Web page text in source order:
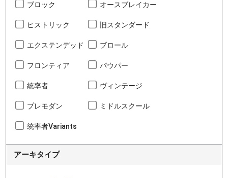
ブロック オースブレイカー
ヒストリック 旧スタンダード
エクステンデッド ブロール
フロンティア パウパー
統率者 ヴィンテージ
プレモダン ミドルスクール
統率者Variants
アーキタイプ